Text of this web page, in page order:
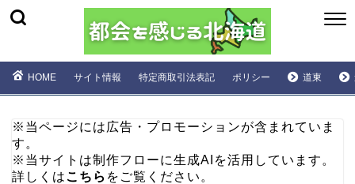
HOME サイト情報 特定商取引法表記 ポリシー 道東
※当ページには広告・プロモーションが含まれていま
す。
※当サイトは制作フローに生成AIを活用しています。
詳しくはこちら をご覧ください。